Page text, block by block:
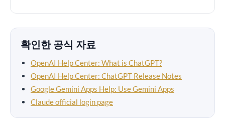
확인한 공식 자료
OpenAI Help Center: What is ChatGPT?
OpenAI Help Center: ChatGPT Release Notes
Google Gemini Apps Help: Use Gemini Apps
Claude official login page